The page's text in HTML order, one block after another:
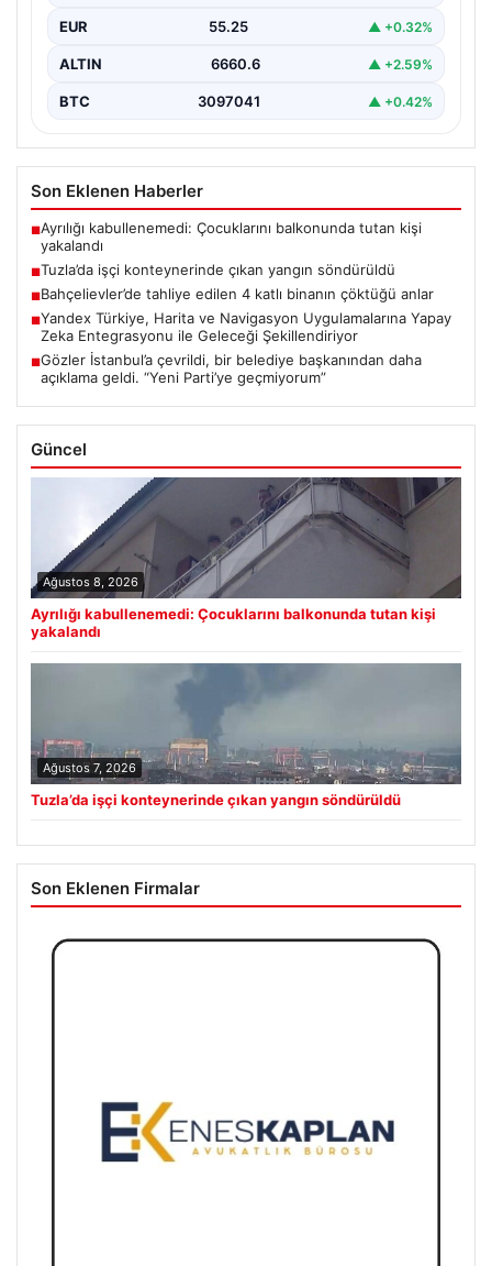
EUR 55.25 ▲ +0.32%
ALTIN 6660.6 ▲ +2.59%
BTC 3097041 ▲ +0.42%
Son Eklenen Haberler
■Ayrılığı kabullenemedi: Çocuklarını balkonunda tutan kişi
yakalandı
■Tuzla’da işçi konteynerinde çıkan yangın söndürüldü
■Bahçelievler’de tahliye edilen 4 katlı binanın çöktüğü anlar
■Yandex Türkiye, Harita ve Navigasyon Uygulamalarına Yapay
Zeka Entegrasyonu ile Geleceği Şekillendiriyor
■Gözler İstanbul’a çevrildi, bir belediye başkanından daha
açıklama geldi. “Yeni Parti’ye geçmiyorum”
Güncel
Ağustos 8, 2026
Ayrılığı kabullenemedi: Çocuklarını balkonunda tutan kişi
yakalandı
Ağustos 7, 2026
Tuzla’da işçi konteynerinde çıkan yangın söndürüldü
Son Eklenen Firmalar